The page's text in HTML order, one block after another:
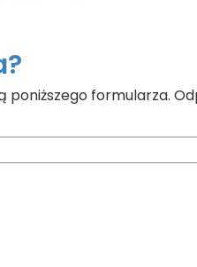
poniższego formularza.